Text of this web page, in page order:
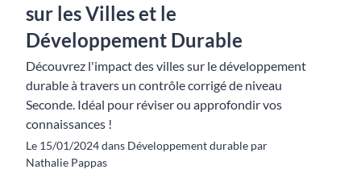
sur les Villes et le
Développement Durable
Découvrez l'impact des villes sur le développement
durable à travers un contrôle corrigé de niveau
Seconde. Idéal pour réviser ou approfondir vos
connaissances !
Le 15/01/2024 dans Développement durable par
Nathalie Pappas